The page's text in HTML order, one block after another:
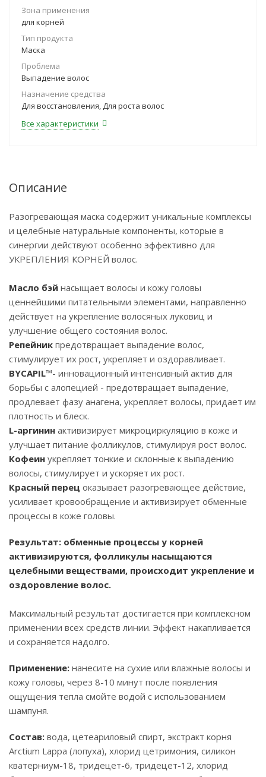
Зона применения
для корней
Тип продукта
Маска
Проблема
Выпадение волос
Назначение средства
Для восстановления, Для роста волос
Все характеристики
Описание
Разогревающая маска содержит уникальные комплексы
и целебные натуральные компоненты, которые в
синергии действуют особенно эффективно для
УКРЕПЛЕНИЯ КОРНЕЙ волос.
Масло бэй насыщает волосы и кожу головы
ценнейшими питательными элементами, направленно
действует на укрепление волосяных луковиц и
улучшение общего состояния волос.
Репейник предотвращает выпадение волос,
стимулирует их рост, укрепляет и оздоравливает.
BYCAPIL™- инновационный интенсивный актив для
борьбы с алопецией - предотвращает выпадение,
продлевает фазу анагена, укрепляет волосы, придает им
плотность и блеск.
L-аргинин активизирует микроциркуляцию в коже и
улучшает питание фолликулов, стимулируя рост волос.
Кофеин укрепляет тонкие и склонные к выпадению
волосы, стимулирует и ускоряет их рост.
Красный перец оказывает разогревающее действие,
усиливает кровообращение и активизирует обменные
процессы в коже головы.
Результат: обменные процессы у корней
активизируются, фолликулы насыщаются
целебными веществами, происходит укрепление и
оздоровление волос.
Максимальный результат достигается при комплексном
применении всех средств линии. Эффект накапливается
и сохраняется надолго.
Применение: нанесите на сухие или влажные волосы и
кожу головы, через 8-10 минут после появления
ощущения тепла смойте водой с использованием
шампуня.
Состав: вода, цетеариловый спирт, экстракт корня
Arctium Lappa (лопуха), хлорид цетримония, силикон
кватерниум-18, тридецет-6, тридецет-12, хлорид